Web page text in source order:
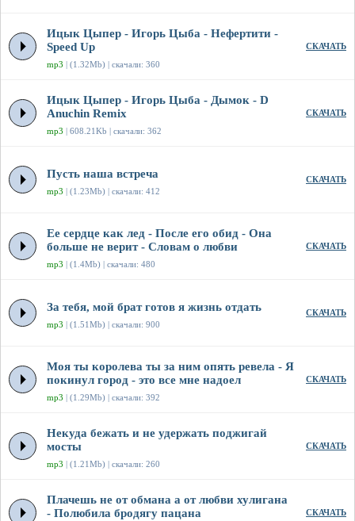
Ицык Цыпер - Игорь Цыба - Нефертити -
Speed Up
mp3 | (1.32Mb) | скачали: 360
СКАЧАТЬ
Ицык Цыпер - Игорь Цыба - Дымок - D
Anuchin Remix
mp3 | 608.21Kb | скачали: 362
СКАЧАТЬ
Пусть наша встреча
mp3 | (1.23Mb) | скачали: 412
СКАЧАТЬ
Ее сердце как лед - После его обид - Она
больше не верит - Словам о любви
mp3 | (1.4Mb) | скачали: 480
СКАЧАТЬ
За тебя, мой брат готов я жизнь отдать
mp3 | (1.51Mb) | скачали: 900
СКАЧАТЬ
Моя ты королева ты за ним опять ревела - Я
покинул город - это все мне надоел
mp3 | (1.29Mb) | скачали: 392
СКАЧАТЬ
Некуда бежать и не удержать поджигай
мосты
mp3 | (1.21Mb) | скачали: 260
СКАЧАТЬ
Плачешь не от обмана а от любви хулигана
- Полюбила бродягу пацана
СКАЧАТЬ